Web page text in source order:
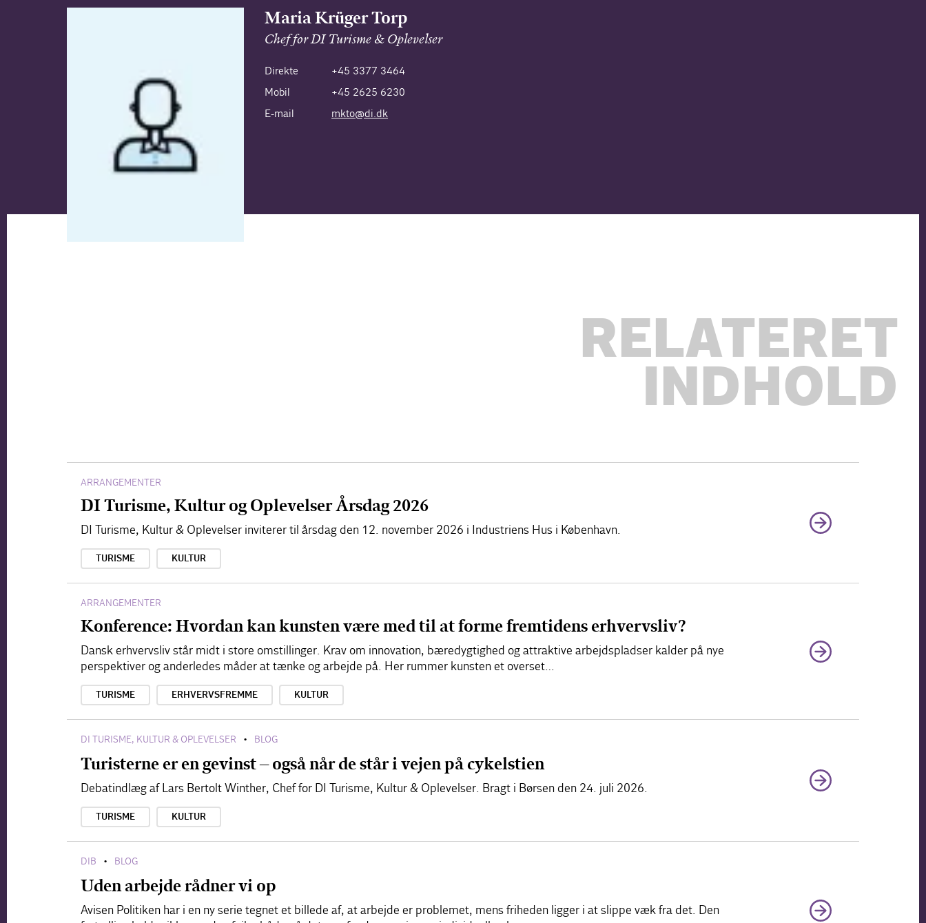
Maria Krüger Torp
Chef for DI Turisme & Oplevelser
Direkte
+45 3377 3464
Mobil
+45 2625 6230
E-mail
mkto@di.dk
RELATERET
INDHOLD
ARRANGEMENTER
DI Turisme, Kultur og Oplevelser Årsdag 2026
DI Turisme, Kultur & Oplevelser inviterer til årsdag den 12. november 2026 i Industriens Hus i København.
TURISME KULTUR
ARRANGEMENTER
Konference: Hvordan kan kunsten være med til at forme fremtidens erhvervsliv?
Dansk erhvervsliv står midt i store omstillinger. Krav om innovation, bæredygtighed og attraktive arbejdspladser kalder på nye
perspektiver og anderledes måder at tænke og arbejde på. Her rummer kunsten et overset…
TURISME ERHVERVSFREMME KULTUR
DI TURISME, KULTUR & OPLEVELSER • BLOG
Turisterne er en gevinst – også når de står i vejen på cykelstien
Debatindlæg af Lars Bertolt Winther, Chef for DI Turisme, Kultur & Oplevelser. Bragt i Børsen den 24. juli 2026.
TURISME KULTUR
DIB • BLOG
Uden arbejde rådner vi op
Avisen Politiken har i en ny serie tegnet et billede af, at arbejde er problemet, mens friheden ligger i at slippe væk fra det. Den